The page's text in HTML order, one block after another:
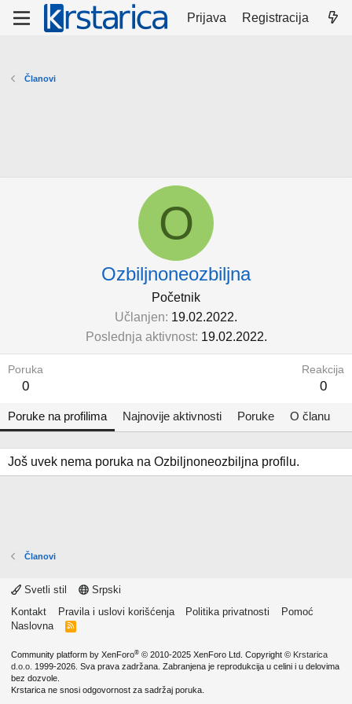
Prijava Registracija
Članovi
O
Ozbiljnoneozbiljna
Početnik
Učlanjen 19.02.2022.
Poslednja aktivnost 19.02.2022.
Poruka
0
Reakcija
0
Poruke na profilima Najnovije aktivnosti Poruke O članu
Još uvek nema poruka na Ozbiljnoneozbiljna profilu.
Članovi
Svetli stil
Srpski
Kontakt
Pravila i uslovi korišćenja Politika privatnosti
Pomoć
Naslovna
R
Community platform by XenForo® © 2010-2025 XenForo Ltd. Copyright © Krstarica
d.o.o. 1999-2026. Sva prava zadržana. Zabranjena je reprodukcija u celini i u delovima
bez dozvole.
Krstarica ne snosi odgovornost za sadržaj poruka.